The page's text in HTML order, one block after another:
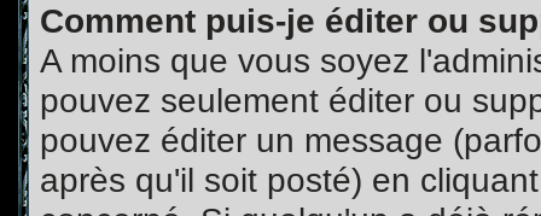
Comment puis-je éditer ou
A moins que vous soyez
pouvez seulement éditer ou
pouvez éditer un message
après qu'il soit posté) en